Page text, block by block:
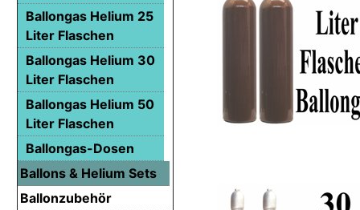
Ballongas Helium 25
Liter Flaschen
Ballongas Helium 30
Liter Flaschen
Ballongas Helium 50
Liter Flaschen
Ballongas-Dosen
Ballons & Helium Sets
Ballonzubehör